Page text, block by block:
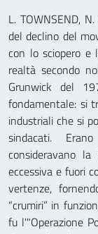
L. TOWNSEND,
del declino del
con lo sciopero
realtà secondo
Grunwick del
fondamentale: si
industriali che si
sindacati.
consideravano
eccessiva e fuori
vertenze,
“crumiri” in
fu l'"Operazione